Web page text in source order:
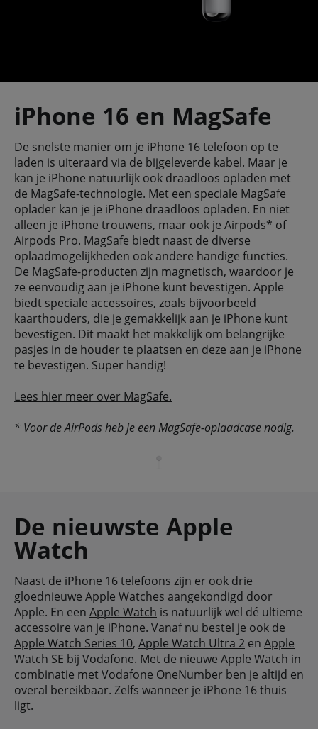
iPhone 16 en MagSafe
De snelste manier om je iPhone 16 telefoon op te
laden is uiteraard via de bijgeleverde kabel. Maar je
kan je iPhone natuurlijk ook draadloos opladen met
de MagSafe-technologie. Met een speciale MagSafe
oplader kan je je iPhone draadloos opladen. En niet
alleen je iPhone trouwens, maar ook je Airpods* of
Airpods Pro. MagSafe biedt naast de diverse
oplaadmogelijkheden ook andere handige functies.
De MagSafe-producten zijn magnetisch, waardoor je
ze eenvoudig aan je iPhone kunt bevestigen. Apple
biedt speciale accessoires, zoals bijvoorbeeld
kaarthouders, die je gemakkelijk aan je iPhone kunt
bevestigen. Dit maakt het makkelijk om belangrijke
pasjes in de houder te plaatsen en deze aan je iPhone
te bevestigen. Super handig!
Lees hier meer over MagSafe.
* Voor de AirPods heb je een MagSafe-oplaadcase nodig.
De nieuwste Apple
Watch
Naast de iPhone 16 telefoons zijn er ook drie
gloednieuwe Apple Watches aangekondigd door
Apple. En een Apple Watch is natuurlijk wel dé ultieme
accessoire van je iPhone. Vanaf nu bestel je ook de
Apple Watch Series 10, Apple Watch Ultra 2 en Apple
Watch SE bij Vodafone. Met de nieuwe Apple Watch in
combinatie met Vodafone OneNumber ben je altijd en
overal bereikbaar. Zelfs wanneer je iPhone 16 thuis
ligt.